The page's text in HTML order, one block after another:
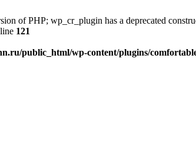
of PHP; wp_cr_plugin has a deprecated
121
public_html/wp-content/plugins/